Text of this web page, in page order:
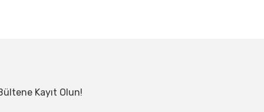
Kayıt Olun!